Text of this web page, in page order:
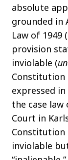
absolute
grounded in
Law of 1949
provision
inviolable (
Constitution
expressed
the case
Court in
inviolable